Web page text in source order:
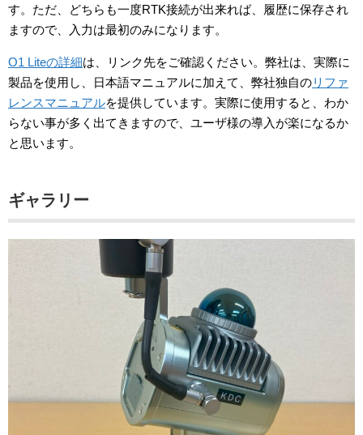
す。ただ、どちらも一度RTK接続が出来れば、履歴に保存され
ますので、入力は最初のみになります。
O1 Liteの詳細は、リンク先をご確認ください。弊社は、実際に
製品を使用し、日本語マニュアルに加えて、弊社独自のリファ
レンスマニュアルを提供しています。実際に使用すると、わか
らない事が多く出てきますので、ユーザ様の導入が楽になるか
と思います。
ギャラリー